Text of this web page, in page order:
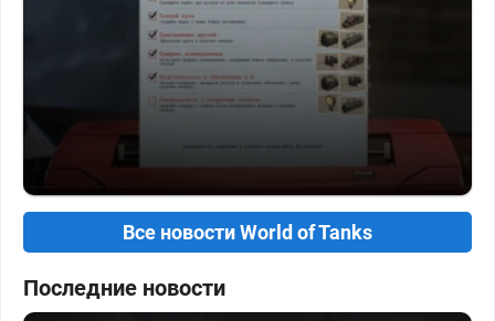
Все новости World of Tanks
Последние новости